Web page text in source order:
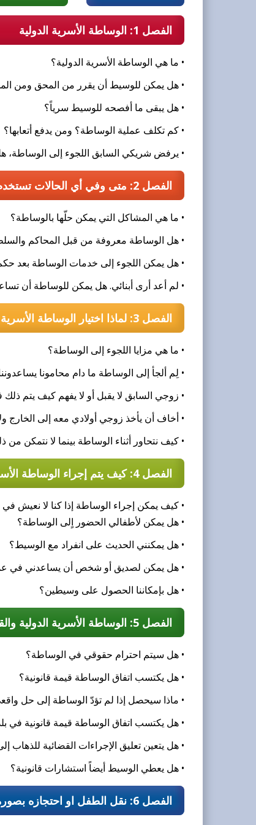
الفصل 1: الوساطة الأسرية الدولية
• ما هي الوساطة الأسرية الدولية؟
• هل يمكن للوسيط أن يقرر من المحق ومن
• هل يبقى ما أفصحه للوسيط سرياً؟
• كم تكلف عملية الوساطة؟ ومن يدفع أتعابها؟
• يرفض شريكي السابق اللجوء إلى
الفصل 2: متى وفي أي الحالات تستخدم الوساطة؟
• ما هي المشاكل التي يمكن حلّها بالوساطة؟
• هل الوساطة معروفة من قبل المحاكم
• هل يمكن اللجوء إلى خدمات الوساطة بعد
• لم أعد أرى أبنائي. هل يمكن للوساطة أن
الفصل 3: لماذا اختيار الوساطة الأسرية الدولية؟
• ما هي مزايا اللجوء إلى الوساطة؟
• لِم ألجأ إلى الوساطة ما دام محامونا
• زوجي السابق لا يقبل أو لا يفهم كيف يتم
• أخاف أن يأخذ زوجي أولادي معه إلى
• كيف نتحاور أثناء الوساطة بينما لا نتمكن من
الفصل 4: كيف يتم إجراء الوساطة الأسرية الدولية؟
• كيف يمكن إجراء الوساطة إذا كنا لا نعيش
• هل يمكن لأطفالي الحضور اٍلى الوساطة؟
• هل يمكنني الحديث على انفراد مع الوسيط؟
• هل يمكن لصديق أو شخص أن يساعدني في
• هل بإمكاننا الحصول على وسيطين؟
الفصل 5: الوساطة الأسرية الدولية والقانون
• هل سيتم احترام حقوقي في الوساطة؟
• هل يكتسب اتفاق الوساطة قيمة قانونية؟
• ماذا سيحصل إذا لم تؤدّ الوساطة إلى حل
• هل يكتسب اتفاق الوساطة قيمة قانونية في
• هل يتعين تعليق الإجراءات القضائية للذهاب
• هل يعطي الوسيط أيضاً استشارات قانونية؟
الفصل 6: نقل الطفل او احتجازه بصورة غير مشروعة